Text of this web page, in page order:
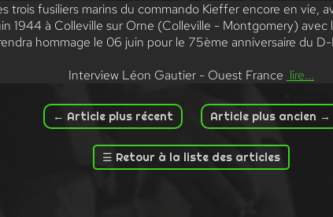
trois fusiliers marins du commando Kieffer encore en vie,
1944 à Colleville sur Orne (Colleville - Montgomery) avec
hommage le 06 juin pour le 75ème anniversaire du
Interview Léon Gautier - Ouest France lire...
← Article plus récent Article plus ancien →
☰ Retour à la liste des articles